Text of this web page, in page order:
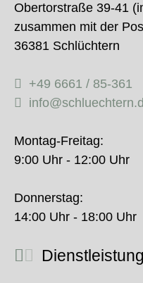
Obertorstraße 39-41
zusammen mit der
36381 Schlüchtern
+49 6661 / 85-361
Montag-Freitag:
9:00 Uhr - 12:00 Uhr
Donnerstag:
14:00 Uhr - 18:00 Uhr